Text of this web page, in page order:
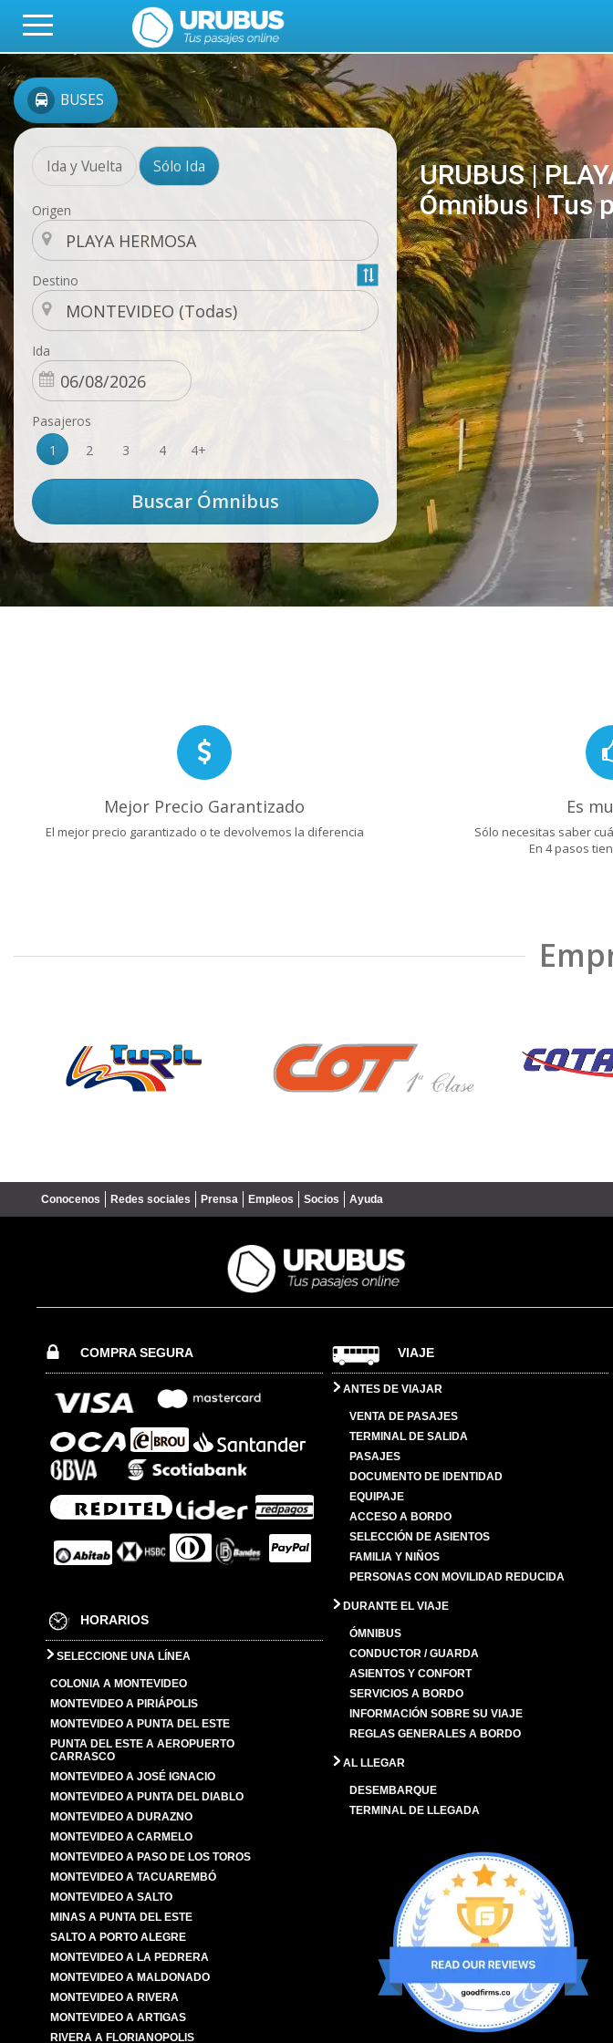
BUSES
Ida y Vuelta Sólo Ida
Origen
Destino
Ida
Pasajeros
1
2 3 4 4+
URUBUS |
Ómnibus | Tus
Mejor Precio Garantizado
El mejor precio garantizado o te devolvemos la diferencia
Es
Sólo necesitas saber
En 4 pasos
Conocenos Redes sociales Prensa Empleos Socios Ayuda
COMPRA SEGURA
HORARIOS
SELECCIONE UNA LÍNEA
COLONIA A MONTEVIDEO
MONTEVIDEO A PIRIÁPOLIS
MONTEVIDEO A PUNTA DEL ESTE
PUNTA DEL ESTE A AEROPUERTO
CARRASCO
MONTEVIDEO A JOSÉ IGNACIO
MONTEVIDEO A PUNTA DEL DIABLO
MONTEVIDEO A DURAZNO
MONTEVIDEO A CARMELO
MONTEVIDEO A PASO DE LOS TOROS
MONTEVIDEO A TACUAREMBÓ
MONTEVIDEO A SALTO
MINAS A PUNTA DEL ESTE
SALTO A PORTO ALEGRE
MONTEVIDEO A LA PEDRERA
MONTEVIDEO A MALDONADO
MONTEVIDEO A RIVERA
MONTEVIDEO A ARTIGAS
RIVERA A FLORIANOPOLIS
VIAJE
ANTES DE VIAJAR
VENTA DE PASAJES
TERMINAL DE SALIDA
PASAJES
DOCUMENTO DE IDENTIDAD
EQUIPAJE
ACCESO A BORDO
SELECCIÓN DE ASIENTOS
FAMILIA Y NIÑOS
PERSONAS CON MOVILIDAD REDUCIDA
DURANTE EL VIAJE
ÓMNIBUS
CONDUCTOR / GUARDA
ASIENTOS Y CONFORT
SERVICIOS A BORDO
INFORMACIÓN SOBRE SU VIAJE
REGLAS GENERALES A BORDO
AL LLEGAR
DESEMBARQUE
TERMINAL DE LLEGADA